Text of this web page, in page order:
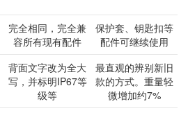
完全相同，完全兼
容所有现有配件
保护套、钥匙扣等
配件可继续使用
背面文字改为全大
写，并标明IP67等
级等
最直观的辨别新旧
款的方式。重量轻
微增加约7%